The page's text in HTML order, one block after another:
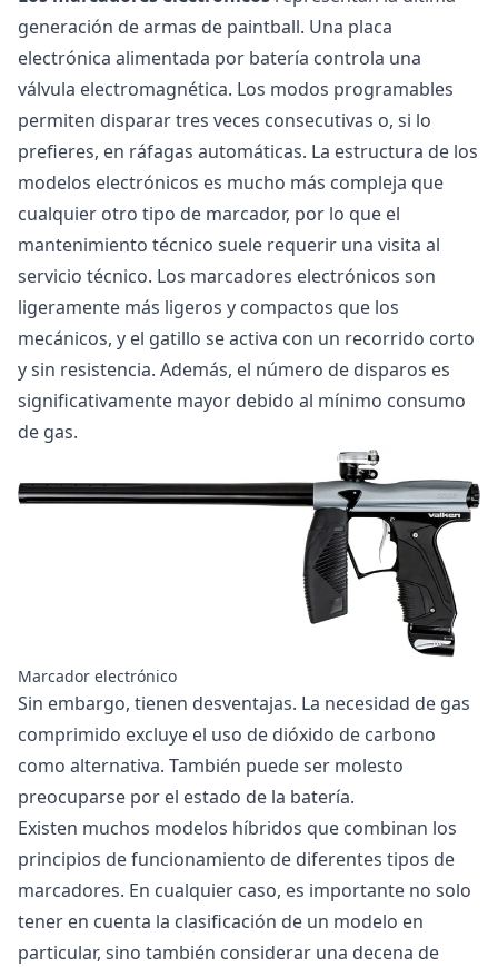
generación de armas de paintball. Una placa
electrónica alimentada por batería controla una
válvula electromagnética. Los modos programables
permiten disparar tres veces consecutivas o, si lo
prefieres, en ráfagas automáticas. La estructura de los
modelos electrónicos es mucho más compleja que
cualquier otro tipo de marcador, por lo que el
mantenimiento técnico suele requerir una visita al
servicio técnico. Los marcadores electrónicos son
ligeramente más ligeros y compactos que los
mecánicos, y el gatillo se activa con un recorrido corto
y sin resistencia. Además, el número de disparos es
significativamente mayor debido al mínimo consumo
de gas.
Marcador electrónico
Sin embargo, tienen desventajas. La necesidad de gas
comprimido excluye el uso de dióxido de carbono
como alternativa. También puede ser molesto
preocuparse por el estado de la batería.
Existen muchos modelos híbridos que combinan los
principios de funcionamiento de diferentes tipos de
marcadores. En cualquier caso, es importante no solo
tener en cuenta la clasificación de un modelo en
particular, sino también considerar una decena de